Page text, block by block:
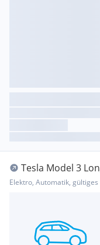
Tesla Model 3
Elektro, Automatik,